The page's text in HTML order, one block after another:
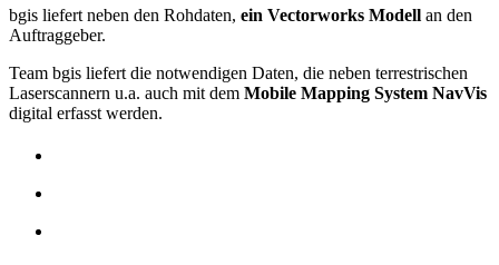
bgis liefert neben den Rohdaten, ein Vectorworks Modell an den
Auftraggeber.
Team bgis liefert die notwendigen Daten, die neben terrestrischen
Laserscannern u.a. auch mit dem Mobile Mapping System NavVis
digital erfasst werden.